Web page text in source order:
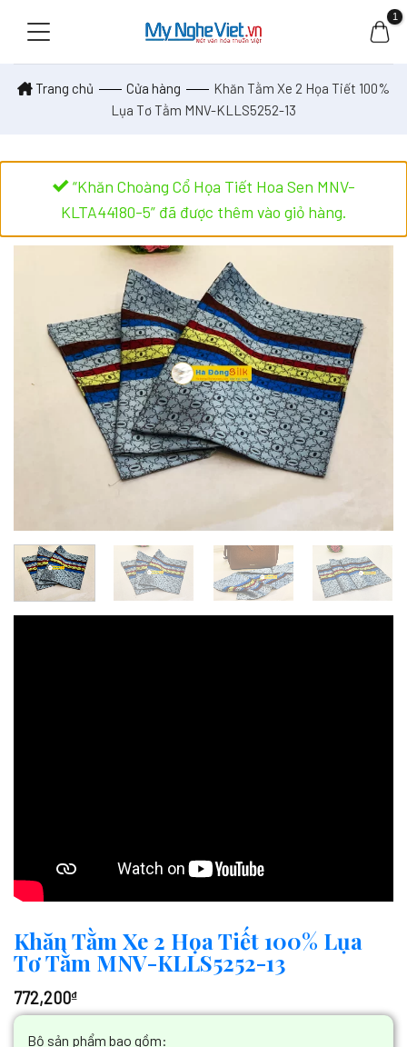
Trang chủ Cửa hàng
Khăn Tằm Xe 2 Họa Tiết 100%
Lụa Tơ Tằm MNV-KLLS5252-13
“Khăn Choàng Cổ Họa Tiết Hoa Sen MNV-
KLTA44180-5” đã được thêm vào giỏ hàng.
Khăn Tằm Xe 2 Họa Tiết 100% Lụa
Tơ Tằm MNV-KLLS5252-13
772,200₫
Bộ sản phẩm bao gồm: